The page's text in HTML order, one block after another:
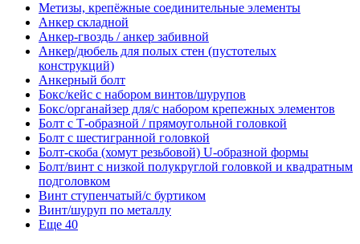
Метизы, крепёжные соединительные элементы
Анкер складной
Анкер-гвоздь / анкер забивной
Анкер/дюбель для полых стен (пустотелых
конструкций)
Анкерный болт
Бокс/кейс с набором винтов/шурупов
Бокс/органайзер для/с набором крепежных элементов
Болт с Т-образной / прямоугольной головкой
Болт с шестигранной головкой
Болт-скоба (хомут резьбовой) U-образной формы
Болт/винт с низкой полукруглой головкой и квадратным
подголовком
Винт ступенчатый/с буртиком
Винт/шуруп по металлу
Еще 40